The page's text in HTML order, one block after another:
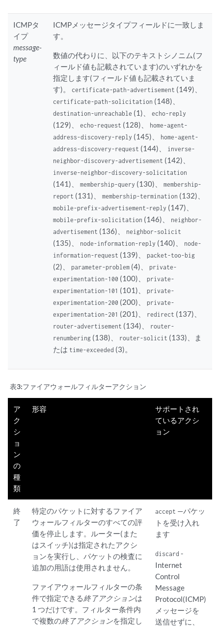
ICMPタ
イプ
message-
type
ICMPメッセージタイプフィールドに一致しま
す。
数値の代わりに、以下のテキストシノニム(フ
ィールド値も記載されています)のいずれかを
指定します(フィールド値も記載されていま
す)。certificate-path-advertisement (149)、
certificate-path-solicitation (148)、
destination-unreachable (1)、echo-reply
(129)、echo-request (128)、 home-agent-
address-discovery-reply (145)、 home-agent-
address-discovery-request (144)、 inverse-
neighbor-discovery-advertisement (142)、
inverse-neighbor-discovery-solicitation
(141)、membership-query (130)、membership-
report (131)、membership-termination (132)、
mobile-prefix-advertisement-reply (147)、
mobile-prefix-solicitation (146)、 neighbor-
advertisement (136)、 neighbor-solicit
(135)、 node-information-reply (140)、 node-
information-request (139)、packet-too-big
(2)、parameter-problem (4)、private-
experimentation-100 (100)、private-
experimentation-101 (101)、private-
experimentation-200 (200)、private-
experimentation-201 (201)、 redirect (137)、
router-advertisement (134)、 router-
renumbering (138)、 router-solicit (133)、ま
たは time-exceeded (3)。
表3:ファイアウォールフィルターアクション
ア
ク
シ
ョ
ン
の
種
類
形容
サポートされ
ているアクシ
ョン
終
了
特定のパケットに対するファイア
ウォールフィルターのすべての評
価を停止します。ルーター(また
はスイッチ)は指定されたアクシ
ョンを実行し、パケットの検査に
追加の用語は使用されません。
ファイアウォールフィルターの条
件で指定できる終了アクションは
1 つだけです。フィルター条件内
で複数の終了アクションを指定し
accept —パケッ
トを受け入れ
ます
discard -
Internet
Control
Message
Protocol(ICMP)
メッセージを
送信せずに、